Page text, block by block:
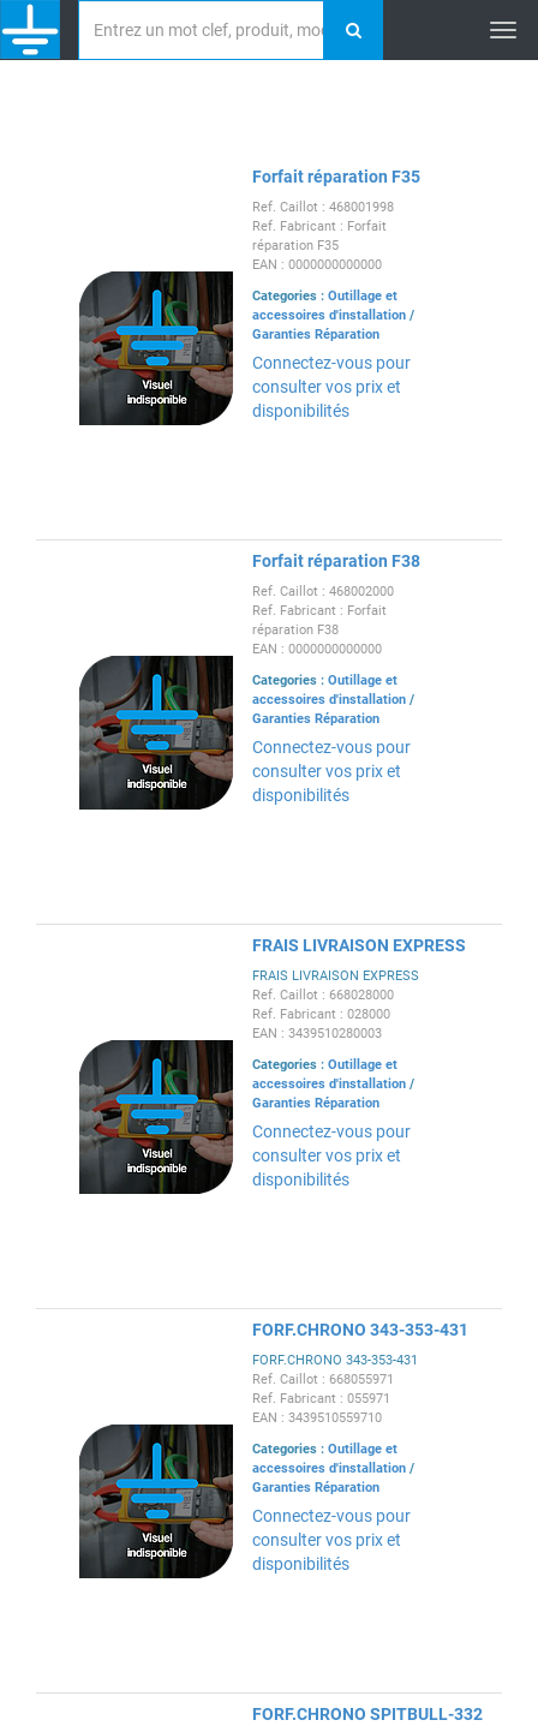
Forfait réparation F35
Ref. Caillot : 468001998
Ref. Fabricant : Forfait
réparation F35
EAN : 0000000000000
Categories : Outillage et
accessoires d'installation /
Garanties Réparation
Connectez-vous pour
consulter vos prix et
disponibilités
Forfait réparation F38
Ref. Caillot : 468002000
Ref. Fabricant : Forfait
réparation F38
EAN : 0000000000000
Categories : Outillage et
accessoires d'installation /
Garanties Réparation
Connectez-vous pour
consulter vos prix et
disponibilités
FRAIS LIVRAISON EXPRESS
FRAIS LIVRAISON EXPRESS
Ref. Caillot : 668028000
Ref. Fabricant : 028000
EAN : 3439510280003
Categories : Outillage et
accessoires d'installation /
Garanties Réparation
Connectez-vous pour
consulter vos prix et
disponibilités
FORF.CHRONO 343-353-431
FORF.CHRONO 343-353-431
Ref. Caillot : 668055971
Ref. Fabricant : 055971
EAN : 3439510559710
Categories : Outillage et
accessoires d'installation /
Garanties Réparation
Connectez-vous pour
consulter vos prix et
disponibilités
FORF.CHRONO SPITBULL-332